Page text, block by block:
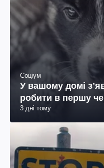
Соціум
У вашому домі
робити в першу
3 дні тому